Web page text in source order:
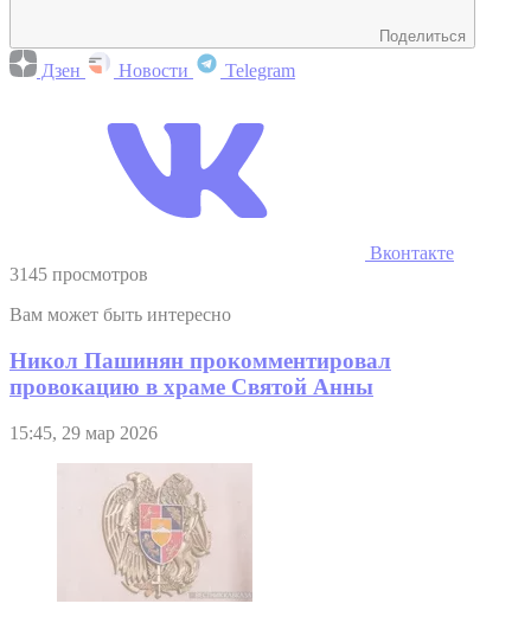
Поделиться
Дзен Новости Telegram
Вконтакте
3145 просмотров
Вам может быть интересно
Никол Пашинян прокомментировал
провокацию в храме Святой Анны
15:45, 29 мар 2026